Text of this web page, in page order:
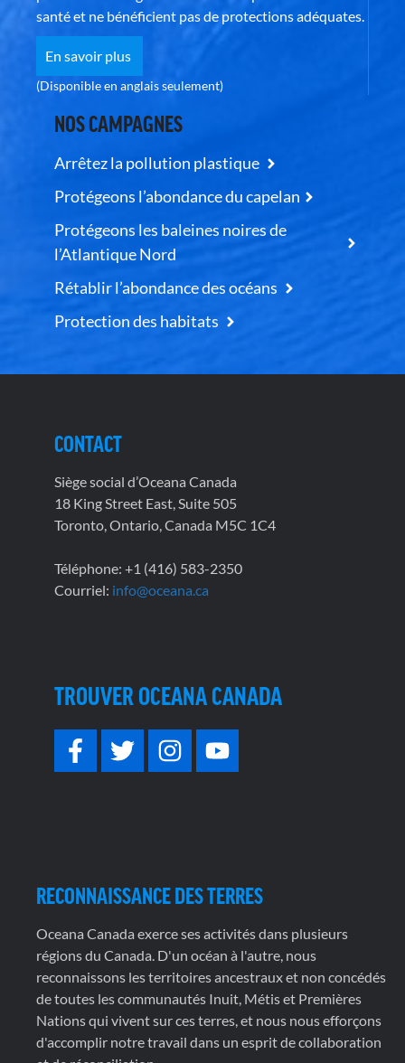
santé et ne bénéficient pas de protections adéquates.
En savoir plus
(Disponible en anglais seulement)
NOS CAMPAGNES
Arrêtez la pollution plastique
Protégeons l’abondance du capelan
Protégeons les baleines noires de
l’Atlantique Nord
Rétablir l’abondance des océans
Protection des habitats
CONTACT
Siège social d’Oceana Canada
18 King Street East, Suite 505
Toronto, Ontario, Canada M5C 1C4
Téléphone: +1 (416) 583-2350
Courriel: info@oceana.ca
TROUVER OCEANA CANADA
RECONNAISSANCE DES TERRES
Oceana Canada exerce ses activités dans plusieurs
régions du Canada. D'un océan à l'autre, nous
reconnaissons les territoires ancestraux et non concédés
de toutes les communautés Inuit, Métis et Premières
Nations qui vivent sur ces terres, et nous nous efforçons
d'accomplir notre travail dans un esprit de collaboration